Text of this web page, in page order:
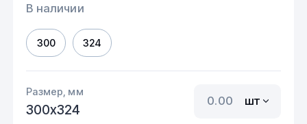
В наличии
300 324
Размер, мм
300х324
шт